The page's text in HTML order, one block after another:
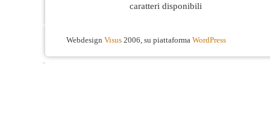
caratteri disponibili
Webdesign Visus 2006, su piattaforma WordPress